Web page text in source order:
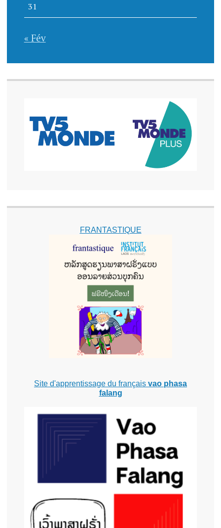
31
« Fév
FRANTASTIQUE
Site d'apprentissage du français vao phasa
falang